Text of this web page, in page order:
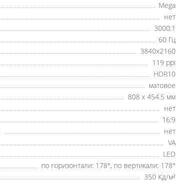
Mega
нет
3000:1
60 Гц
3840x2160
119 ppi
HDR10
матовое
808 x 454.5 мм
нет
16:9
нет
VA
LED
по горизонтали: 178°, по вертикали: 178°
350 Кд/м²